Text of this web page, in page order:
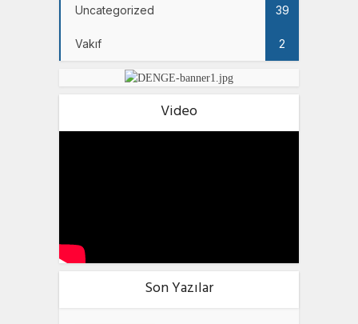
Uncategorized 39
Vakıf 2
Video
Son Yazılar